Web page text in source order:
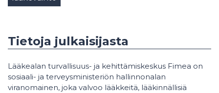
Tietoja julkaisijasta
Lääkealan turvallisuus- ja kehittämiskeskus Fimea on
sosiaali- ja terveysministeriön hallinnonalan
viranomainen, joka valvoo lääkkeitä, lääkinnällisiä